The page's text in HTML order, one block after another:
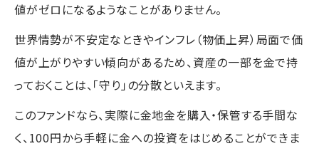
値がゼロになるようなことがありません。
世界情勢が不安定なときやインフレ（物価上昇）局面で価
値が上がりやすい傾向があるため、資産の一部を金で持
っておくことは、「守り」の分散といえます。
このファンドなら、実際に金地金を購入・保管する手間な
く、100円から手軽に金への投資をはじめることができま